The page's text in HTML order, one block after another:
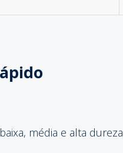
média e alta dureza